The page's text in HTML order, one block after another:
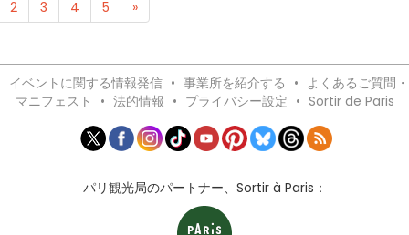
2 3 4 5 »
イベントに関する情報発信 • 事業所を紹介する • よくあるご質問
マニフェスト
• 法的情報 • プライバシー設定 • Sortir de Paris
パリ観光局のパートナー、Sortir à Paris：